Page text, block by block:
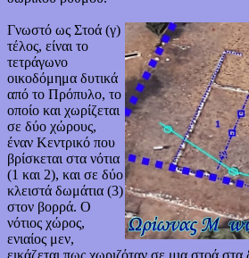
Γνωστό ως Στοά (γ)
τέλος, είναι το
τετράγωνο
οικοδόμημα δυτικά
από το Πρόπυλο, το
οποίο και χωρίζεται
σε δύο χώρους,
έναν Κεντρικό που
βρίσκεται στα νότια
(1 και 2), και σε δύο
κλειστά δωμάτια (3)
στον βορρά. Ο
νότιος χώρος,
ενιαίος μεν,
εικάζεται πως χωριζόταν σε μια στοά στα